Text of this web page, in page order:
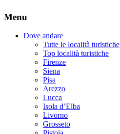
Menu
Dove andare
Tutte le località turistiche
Top località turistiche
Firenze
Siena
Pisa
Arezzo
Lucca
Isola d’Elba
Livorno
Grosseto